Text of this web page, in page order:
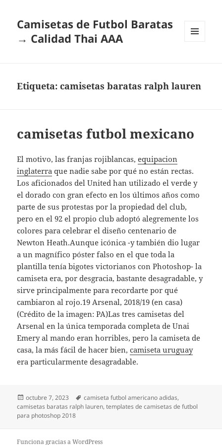
Camisetas de Futbol Baratas
→ Calidad Thai AAA
Etiqueta:camisetas baratas ralph lauren
camisetas futbol mexicano
El motivo, las franjas rojiblancas,equipacion
inglaterra que nadie sabe por qué no están rectas.
Los aficionados del United han utilizado el verde y
el dorado con gran efecto en los últimos años como
parte de sus protestas por la propiedad del club,
pero en el 92 el propio club adoptó alegremente los
colores para celebrar el diseño centenario de
Newton Heath.Aunque icónica -y también dio lugar
a un magnífico póster falso en el que toda la
plantilla tenía bigotes victorianos con Photoshop- la
camiseta era, por desgracia, bastante desagradable, y
sirve principalmente para recordarte por qué
cambiaron al rojo.19 Arsenal, 2018/19 (en casa)
(Crédito de la imagen: PA)Las tres camisetas del
Arsenal en la única temporada completa de Unai
Emery al mando eran horribles, pero la camiseta de
casa, la más fácil de hacer bien,camiseta uruguay
era particularmente desagradable.
Publicado
el
octubre 7, 2023 Etiquetas
camiseta futbol americano adidas,
camisetas baratas ralph lauren,templates de camisetas de futbol
para photoshop 2018
Funciona gracias a WordPress